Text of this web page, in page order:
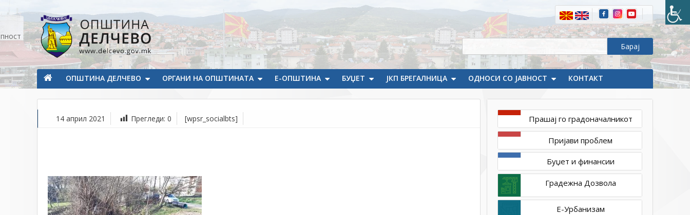
Општина Делчево
Општина Делчево
ОПШТИНА ДЕЛЧЕВО ОРГАНИ НА ОПШТИНАТА Е-ОПШТИНА БУЏЕТ ЈКП БРЕГАЛНИЦА ОДНОСИ СО ЈАВНОСТ КОНТАКТ
14 април 2021 Прегледи: 0 [wpsr_socialbts] Прашај го градоначалникот
Пријави проблем
Буџет и финансии
Градежна Дозвола
Е-Урбанизам